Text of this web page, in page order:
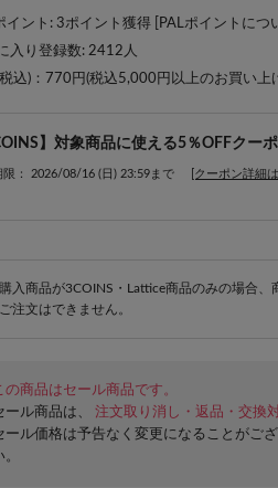
イント: 3ポイント獲得 [ PALポイントにつ
入り登録数: 2412 人
込)：770円(税込5,000円以上のお買い上
】対象商品に使える5％OFFクー
限： 2026/08/16 (日) 23:59まで [クーポン詳細
購入商品が3COINS・Lattice商品のみの場合
注文はできません。
の商品はセール商品です。
ール商品は、 注文取り消し・返品・交換
ール価格は予告なく変更になることがご
。